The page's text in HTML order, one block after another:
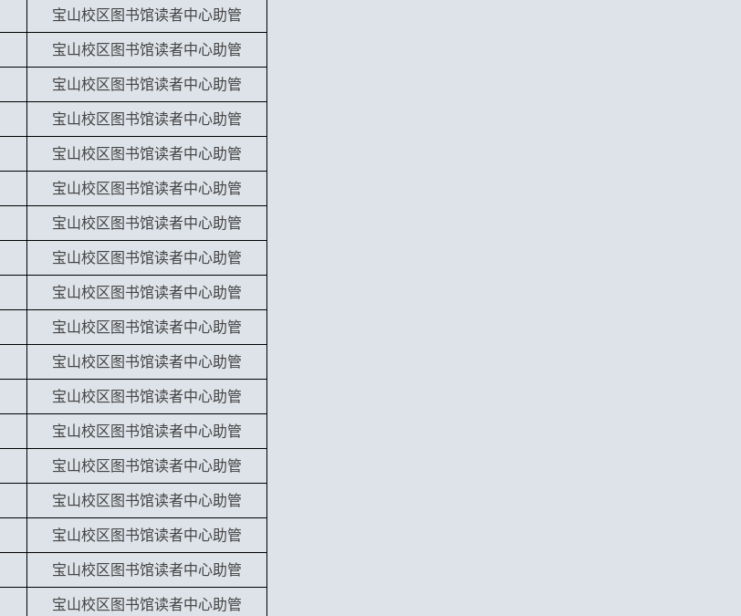
宝山校区图书馆读者中心助管
宝山校区图书馆读者中心助管
宝山校区图书馆读者中心助管
宝山校区图书馆读者中心助管
宝山校区图书馆读者中心助管
宝山校区图书馆读者中心助管
宝山校区图书馆读者中心助管
宝山校区图书馆读者中心助管
宝山校区图书馆读者中心助管
宝山校区图书馆读者中心助管
宝山校区图书馆读者中心助管
宝山校区图书馆读者中心助管
宝山校区图书馆读者中心助管
宝山校区图书馆读者中心助管
宝山校区图书馆读者中心助管
宝山校区图书馆读者中心助管
宝山校区图书馆读者中心助管
宝山校区图书馆读者中心助管